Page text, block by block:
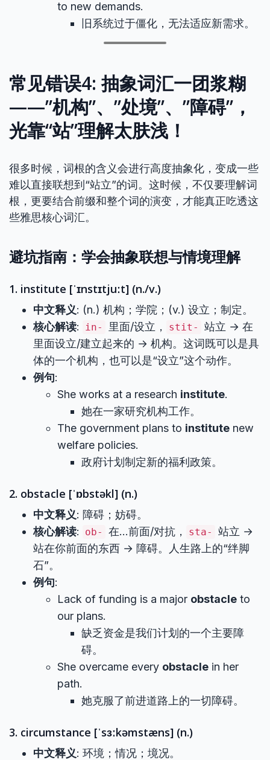
to new demands.
旧系统过于僵化，无法适应新需求。
常见错误4: 抽象词汇一团浆糊
——”机构”、”处境”、”障碍”，
光靠“站”理解太肤浅！
很多时候，词根的含义会进行高度抽象化，变成一些
难以直接联想到“站立”的词。这时候，不仅要理解词
根，更要结合前缀和整个词的演变，才能真正吃透这
些雅思核心词汇。
避坑指南：学会抽象联想与情境理解
1. institute [ˈɪnstɪtjuːt] (n./v.)
中文释义: (n.) 机构；学院；(v.) 设立；制定。
核心解读: in- 里面/设立， stit-
站立 → 在
里面设立/建立起来的 → 机构。这词既可以是具
体的一个机构，也可以是“设立”这个动作。
例句:
She works at a research institute.
她在一家研究机构工作。
The government plans to institute new
welfare policies.
政府计划制定新的福利政策。
2. obstacle [ˈɒbstəkl] (n.)
中文释义: 障碍；妨碍。
核心解读: ob- 在…前面/对抗， sta-
站立 →
站在你前面的东西 → 障碍。人生路上的“绊脚
石”。
例句:
Lack of funding is a major obstacle to
our plans.
缺乏资金是我们计划的一个主要障
碍。
She overcame every obstacle in her
path.
她克服了前进道路上的一切障碍。
3. circumstance [ˈsɜːkəmstæns] (n.)
中文释义: 环境；情况；境况。